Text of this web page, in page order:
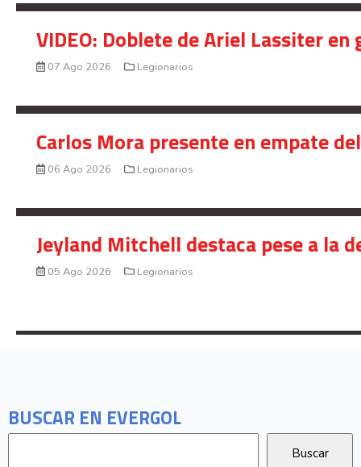
BUSCAR EN EVERGOL
VIDEO: Doblete de Ariel Lassiter
07 Ago 2026 Legionarios
Carlos Mora presente en empate
06 Ago 2026 Legionarios
Jeyland Mitchell destaca pese a la
05 Ago 2026 Legionarios